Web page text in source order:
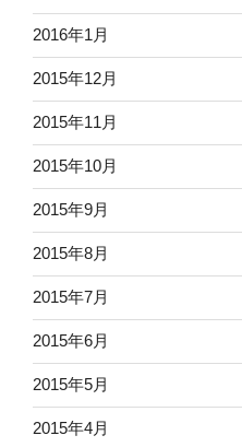
2016年1月
2015年12月
2015年11月
2015年10月
2015年9月
2015年8月
2015年7月
2015年6月
2015年5月
2015年4月